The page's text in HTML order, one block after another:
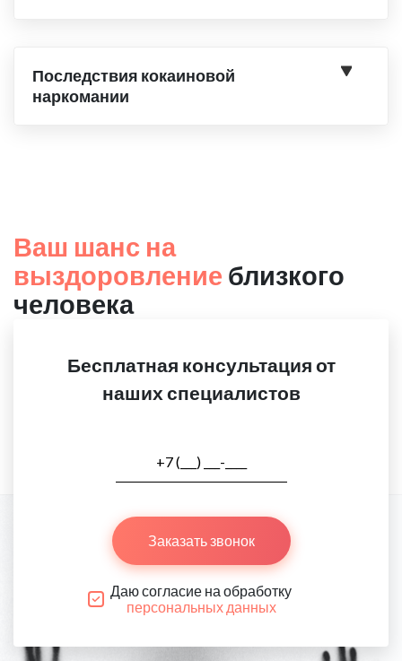
Последствия кокаиновой
наркомании
Ваш шанс на
выздоровление близкого
человека
Бесплатная консультация от
наших специалистов
Заказать звонок
Даю согласие на обработку
персональных данных